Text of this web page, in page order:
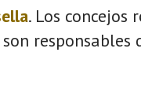
. Los concejos
responsables